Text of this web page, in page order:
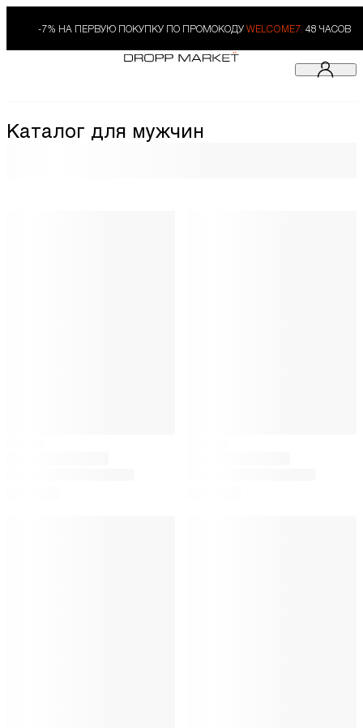
-7% НА ПЕРВУЮ ПОКУПКУ ПО ПРОМОКОДУ WELCOME7. 48 ЧАСОВ
Каталог для мужчин